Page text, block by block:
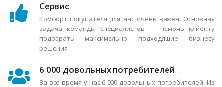
Сервис
Комфорт покупателя для нас очень важен. Основная
задача команды специалистов — помочь клиенту
подобрать максимально подходящие бизнесу
решения
6 000 довольных потребителей
За всё время у нас 6 000 довольных потребителей. Из